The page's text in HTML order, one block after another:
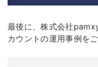
最後に、株式会社
カウントの運用事例を